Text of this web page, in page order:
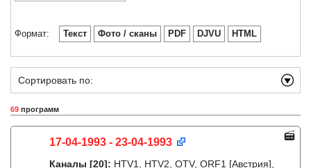
Формат: Текст Фото / сканы PDF DJVU HTML
Сортировать по:
69 программ
17-04-1993 - 23-04-1993
Каналы [20]: HTV1, HTV2, OTV, ORF1 [Австрия],